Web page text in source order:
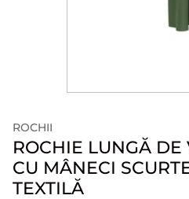
ROCHII
ROCHIE LUNGĂ DE
CU MÂNECI
TEXTILĂ